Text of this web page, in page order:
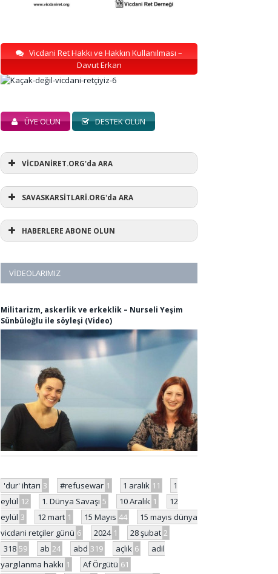
Vicdani Ret Hakkı ve Hakkın Kullanılması –
Davut Erkan
ÜYE OLUN DESTEK OLUN
VİCDANİRET.ORG'da ARA
SAVASKARSİTLARİ.ORG'da ARA
HABERLERE ABONE OLUN
VIDEOLARIMIZ
Militarizm, askerlik ve erkeklik – Nurseli Yeşim
Sünbüloğlu ile söyleşi (Video)
'dur' ihtarı 3 #refusewar 1 1 aralık 11
1
eylül 12 1. Dünya Savaşı 5 10 Aralık 1
12
eylül 3 12 mart 1 15 Mayıs 44
15 mayıs dünya
vicdani retçiler günü 6 2024 1 28 şubat 2
318 59 ab 24 abd 319 açlık 6
adil
yargılanma hakkı 1 Af Örgütü 61